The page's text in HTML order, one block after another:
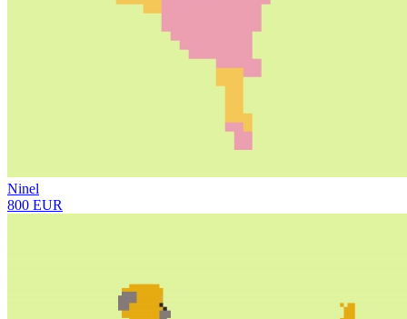
Ninel
800 EUR